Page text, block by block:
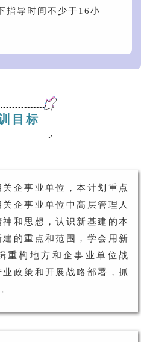
指导时间不少于16小
目标
企事业单位，本计划重点
企事业单位中高层管理人
神和思想，认识新基建的本
的重点和范围，学会用新
重构地方和企事业单位战
政策和开展战略部署，抓